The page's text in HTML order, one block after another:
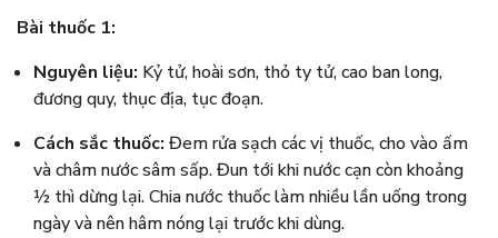
Bài thuốc 1:
Nguyên liệu: Kỷ tử, hoài sơn, thỏ ty tử, cao ban long,
đương quy, thục địa, tục đoạn.
Cách sắc thuốc: Đem rửa sạch các vị thuốc, cho vào ấm
và châm nước sâm sấp. Đun tới khi nước cạn còn khoảng
½ thì dừng lại. Chia nước thuốc làm nhiều lần uống trong
ngày và nên hâm nóng lại trước khi dùng.